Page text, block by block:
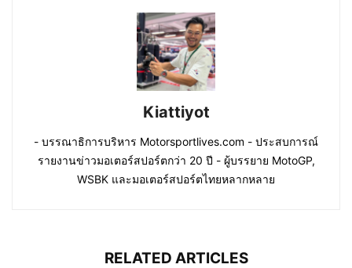
Kiattiyot
- บรรณาธิการบริหาร Motorsportlives.com - ประสบการณ์
รายงานข่าวมอเตอร์สปอร์ตกว่า 20 ปี - ผู้บรรยาย MotoGP,
WSBK และมอเตอร์สปอร์ตไทยหลากหลาย
RELATED ARTICLES